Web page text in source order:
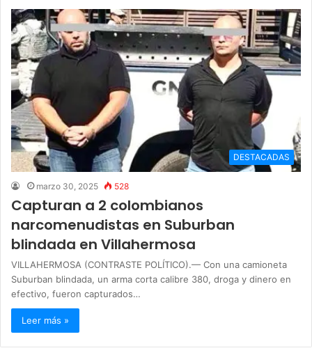
DESTACADAS
marzo 30, 2025 528
Capturan a 2 colombianos
narcomenudistas en Suburban
blindada en Villahermosa
VILLAHERMOSA (CONTRASTE POLÍTICO).— Con una camioneta
Suburban blindada, un arma corta calibre 380, droga y dinero en
efectivo, fueron capturados…
Leer más »